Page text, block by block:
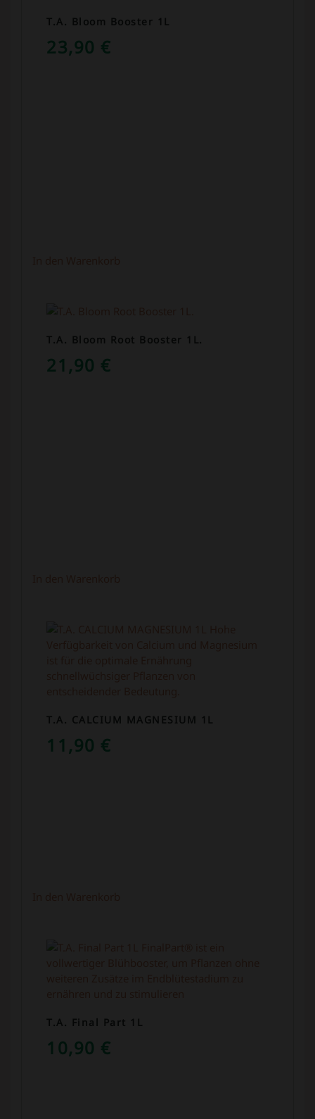
T.A. Bloom Booster 1L
23,90 €
T.A. Bloom Root Booster 1L.
21,90 €
T.A. CALCIUM MAGNESIUM 1L
11,90 €
T.A. Final Part 1L
10,90 €